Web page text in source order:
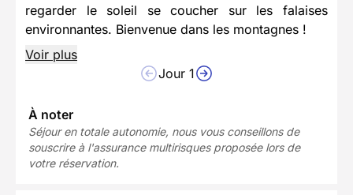
regarder le soleil se coucher sur les falaises
environnantes. Bienvenue dans les montagnes !
Voir plus
Jour 1
À noter
Séjour en totale autonomie, nous vous conseillons de
souscrire à l'assurance multirisques proposée lors de
votre réservation.